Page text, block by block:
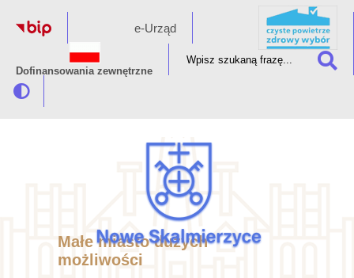
e-Urząd
Dofinansowania zewnętrzne
Małe miasto dużych
możliwości